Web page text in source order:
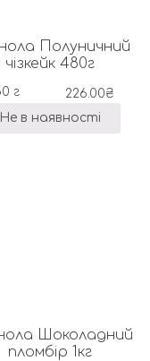
Полуничний
чізкейк 480г
г 226.00₴
Не в наявності
Шоколадний
пломбір 1кг